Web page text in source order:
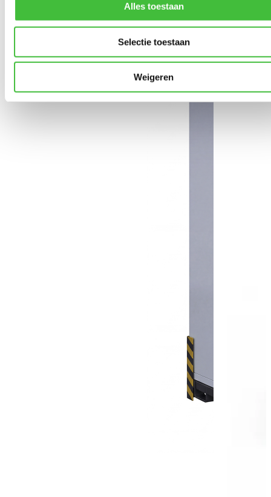
Alles toestaan
Selectie toestaan
Weigeren